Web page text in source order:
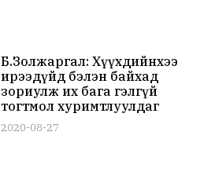
Б.Золжаргал: Хүүхдийнхээ
ирээдүйд бэлэн байхад
зориулж их бага гэлгүй
тогтмол хуримтлуулдаг
2020-08-27